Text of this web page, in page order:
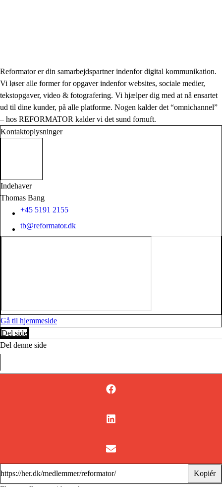
Reformator er din samarbejdspartner indenfor digital kommunikation.
Vi løser alle former for opgaver indenfor websites, sociale medier,
tekstopgaver, video & fotografering. Vi hjælper dig med at nå ensartet
ud til dine kunder, på alle platforme. Nogen kalder det “omnichannel”
– hos REFORMATOR kalder vi det sund fornuft.
Kontaktoplysninger
Indehaver
Thomas Bang
+45 5191 2155
tb@reformator.dk
Gå til hjemmeside
Del side
Del denne side
Kopiér